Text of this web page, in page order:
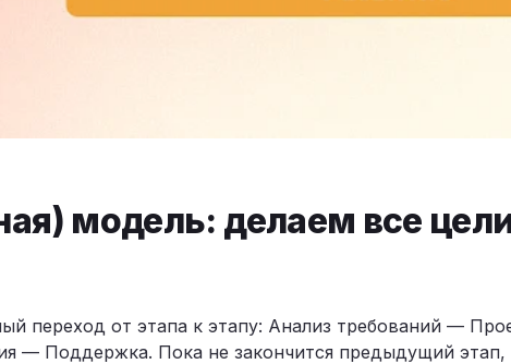
модель: делаем все
переход от этапа к этапу: Анализ требований —
— Поддержка. Пока не закончится предыдущий этап,